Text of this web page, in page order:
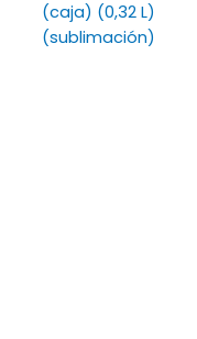
(caja) (0,32 L)
(sublimación)